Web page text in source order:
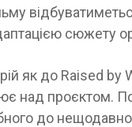
сюжету
як до Raised by
над проєктом.
до